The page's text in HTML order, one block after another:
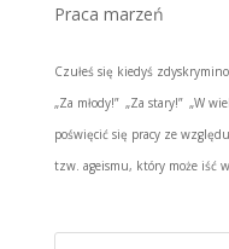
Praca marzeń
Czułeś się kiedyś
„Za młody!” „Za stary!” „W
poświęcić się pracy ze
tzw. ageismu, który może iść w